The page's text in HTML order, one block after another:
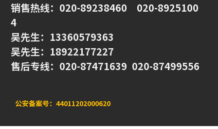
销售热线：020-89238460 020-8925100
4
吴先生：13360579363
吴先生：18922177227
售后专线：020-87471639 020-87499556
公安备案号：44011202000620